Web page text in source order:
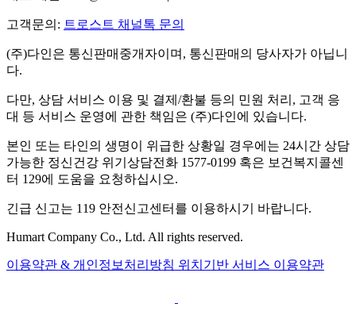
고객문의: 트로스트 채널톡 문의
(주)다인은 통신판매중개자이며, 통신판매의 당사자가 아닙니
다.
다만, 상담 서비스 이용 및 결제/환불 등의 민원 처리, 고객 응
대 등 서비스 운영에 관한 책임은 (주)다인에 있습니다.
본인 또는 타인의 생명이 위급한 상황일 경우에는 24시간 상담
가능한 정신건강 위기상담전화 1577-0199 혹은 보건복지콜센
터 129에 도움을 요청하십시오.
긴급 신고는 119 안전신고센터를 이용하시기 바랍니다.
Humart Company Co., Ltd. All rights reserved.
이용약관 & 개인정보처리방침 위치기반 서비스 이용약관